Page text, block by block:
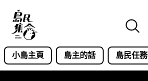
content
小島主頁 島主的話 島民任務